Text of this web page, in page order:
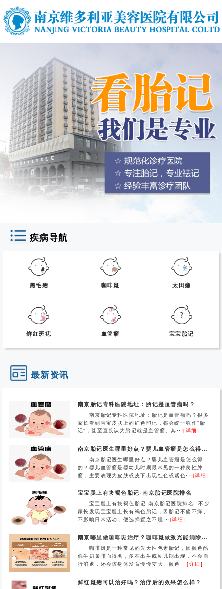
疾病导航
黑毛痣 咖啡斑 太田痣
鲜红斑痣 血管瘤 宝宝胎记
最新资讯
南京胎记专科医院地址：胎记是血管瘤吗？
南京胎记专科医院地址：胎记是血管瘤吗？很多
家长看到宝宝皮肤上的红色印记，都会统一称作“胎
记”，甚至直接认为胎记就是血管瘤。其···[详细]
南京胎记医生哪里好点？婴儿血管瘤是怎么得的？
南京胎记医生哪里好点？婴儿血管瘤是怎么得
的？婴儿血管瘤是婴幼儿时期最常见的一种良性肿
瘤，主要表现为皮肤或皮下出现红色或紫色···[详细]
宝宝腿上有块褐色胎记-南京胎记医院排名
宝宝腿上有块褐色胎记-南京胎记医院排名 不少
家长发现宝宝腿上长有褐色胎记，因胎记不痛不痒、
不影响日常活动，便选择置之不理···[详细]
南京哪里做咖啡斑治疗？咖啡斑做激光能消除吗？
咖啡斑是一种常见的先天性色素胎记，因颜色酷
似牛奶咖啡而得名，多在出生或幼儿期出现，不会自
行消退，还会随身体发育慢慢变大、颜色···[详细]
鲜红斑痣可以治好吗？治疗后的效果怎么样？